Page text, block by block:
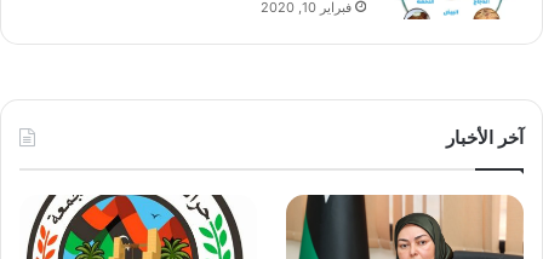
فبراير 10, 2020
آخر الأخبار